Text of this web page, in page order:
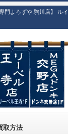
門よろずや 駒川店】 ルイ
取方法